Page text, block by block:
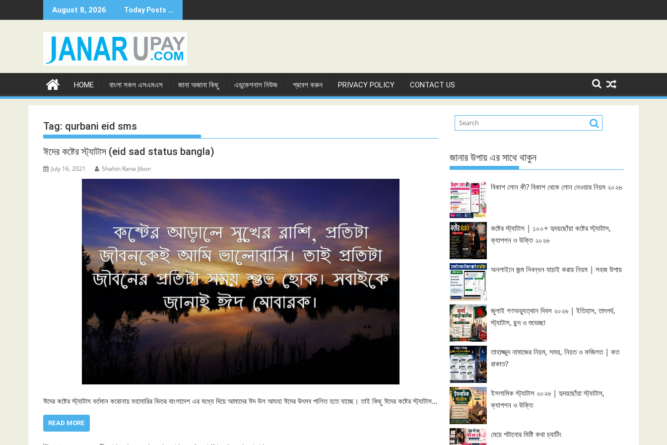
to
August 8, 2026 Today Posts ...
HOME বাংলা সকল এসএমএস জানা অজানা কিছু এডুকেশনাল নিউজ প্রবেশ করুন PRIVACY POLICY CONTACT US
Tag: qurbani eid sms
ঈদের কষ্টের স্ট্যাটাস (eid sad status bangla)
July 16, 2021 Shahin Rana Jibon
ঈদের কষ্টের স্ট্যাটাস বর্তমান করোনায় মহামারির ভিতর ‍বাংলাদেশ এর মধ্যে ‍দিয়ে আমাদের ঈদ উল আযহা ঈদের উৎসব পালিত হতে যাচ্ছে। তাই কিছু ঈদের কষ্টের স্ট্যাটাস…
READ MORE
জানার উপায় এর সাথে থাকুন
বিকাশ লোন কী? বিকাশ থেকে লোন নেওয়ার নিয়ম ২০২৬
কষ্টের স্ট্যাটাস | ১০০+ হৃদয়ছোঁয়া কষ্টের স্ট্যাটাস,
ক্যাপশন ও উক্তি ২০২৬
অনলাইনে জন্ম নিবন্ধন যাচাই করার নিয়ম | সহজ উপায়
জুলাই গণঅভ্যুত্থান দিবস ২০২৬ | ইতিহাস, তাৎপর্য,
স্ট্যাটাস, ছন্দ ও শুভেচ্ছা
তাহাজ্জুদ নামাজের নিয়ম, সময়, নিয়ত ও ফজিলত | কত
রাকাত?
ইসলামিক স্ট্যাটাস ২০২৬ | হৃদয়ছোঁয়া স্ট্যাটাস,
ক্যাপশন ও উক্তি
মেয়ে পটানোর মিষ্টি কথা চ্যাটিং